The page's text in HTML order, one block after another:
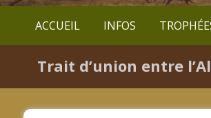
ACCUEIL INFOS
Trait d’union entre